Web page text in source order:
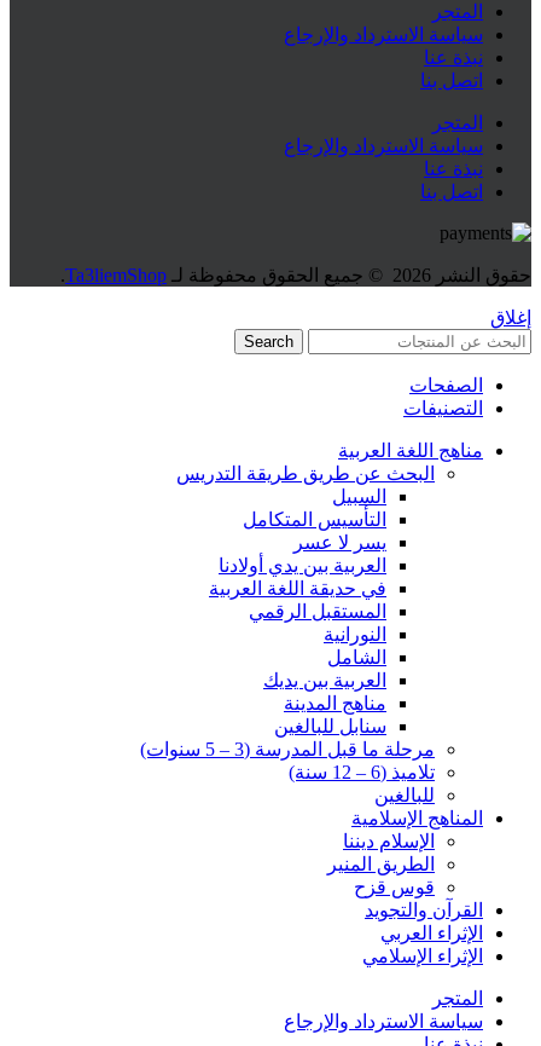
المتجر
سياسة الاسترداد والإرجاع
نبذة عنا
اتصل بنا
المتجر
سياسة الاسترداد والإرجاع
نبذة عنا
اتصل بنا
حقوق النشر 2026 © جميع الحقوق محفوظة لـ Ta3liemShop
.
إغلاق
Search
الصفحات
التصنيفات
مناهج اللغة العربية
البحث عن طريق طريقة التدريس
السبيل
التأسيس المتكامل
يسر لا عسر
العربية بين يدي أولادنا
في حديقة اللغة العربية
المستقبل الرقمي
النورانية
الشامل
العربية بين يديك
مناهج المدينة
سنابل للبالغين
مرحلة ما قبل المدرسة (3 – 5 سنوات)
تلاميذ (6 – 12 سنة)
للبالغين
المناهج الإسلامية
الإسلام ديننا
الطريق المنير
قوس قزح
القرآن والتجويد
الإثراء العربي
الإثراء الإسلامي
المتجر
سياسة الاسترداد والإرجاع